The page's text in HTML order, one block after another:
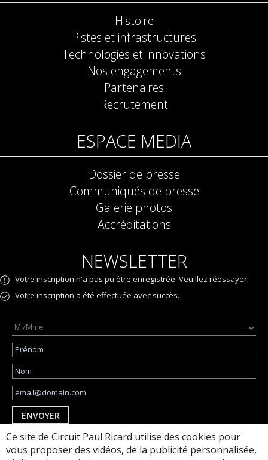
Histoire
Pistes et infrastructures
Technologies et innovations
Nos engagements
Partenaires
Recrutement
ESPACE MEDIA
Dossier de presse
Communiqués de presse
Galerie photos
Accréditations
NEWSLETTER
Votre inscription n'a pas pu être enregistrée. Veuillez réessayer.
Votre inscription a été effectuée avec succès.
ENVOYER
J'accepte d'être suivi via des pixels de suivi
par e-mail pour des communications
personnalisées
Ce site de Circuit Paul Ricard utilise des cookies pour
vous proposer des vidéos, de la publicité personnalisée,